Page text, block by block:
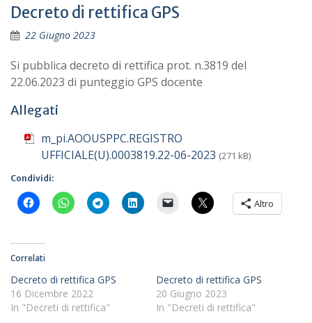
Decreto di rettifica GPS
22 Giugno 2023
Si pubblica decreto di rettifica prot. n.3819 del
22.06.2023 di punteggio GPS docente
Allegati
m_pi.AOOUSPPC.REGISTRO
UFFICIALE(U).0003819.22-06-2023 (271 kB)
Condividi:
Altro
Correlati
Decreto di rettifica GPS
16 Dicembre 2022
In "Decreti di rettifica"
Decreto di rettifica GPS
20 Giugno 2023
In "Decreti di rettifica"